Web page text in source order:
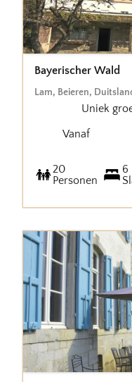
Bayerischer Wald
Lam, Beieren,
Uniek
Vanaf
20
Personen
6